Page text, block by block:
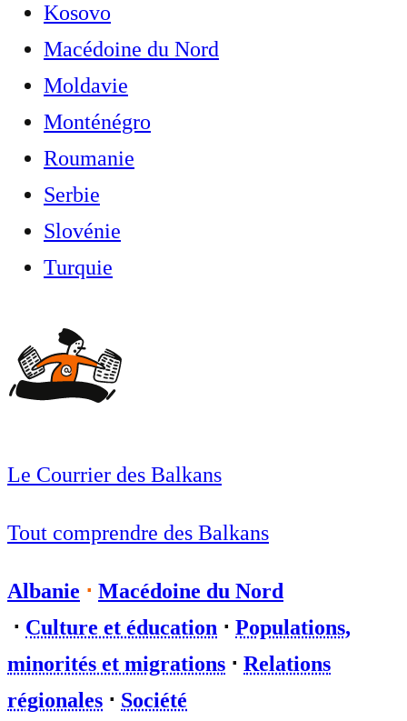
Kosovo
Macédoine du Nord
Moldavie
Monténégro
Roumanie
Serbie
Slovénie
Turquie
Le Courrier des Balkans
Tout comprendre des Balkans
Albanie ⋅ Macédoine du Nord
⋅ Culture et éducation ⋅ Populations,
minorités et migrations ⋅ Relations
régionales ⋅ Société